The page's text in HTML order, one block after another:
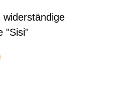
widerständige
"Sisi"